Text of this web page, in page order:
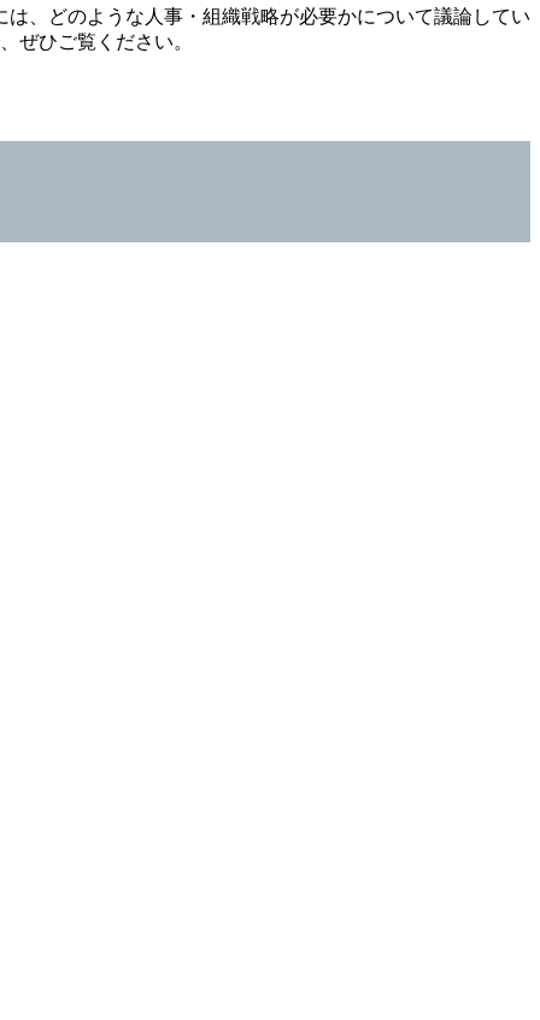
、どのような人事・組織戦略が必要かについて議論してい
ぜひご覧ください。